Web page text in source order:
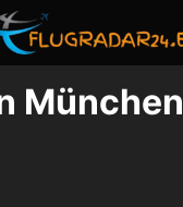
München